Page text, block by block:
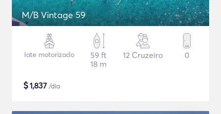
M/B Vintage 59
Iate motorizado
59 ft
18 m
12 Cruzeiro 0
$1,837 /dia